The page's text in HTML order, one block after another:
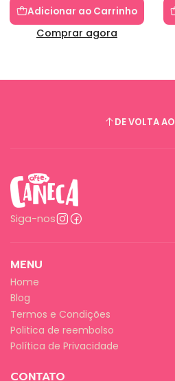
Adicionar ao Carrinho
Comprar agora
DE VOLTA
Siga-nos
MENU
Home
Blog
Termos e Condições
Politica de reembolso
Política de Privacidade
CONTATO